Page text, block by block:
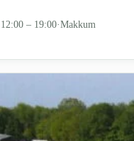
12:00 – 19:00·Makkum